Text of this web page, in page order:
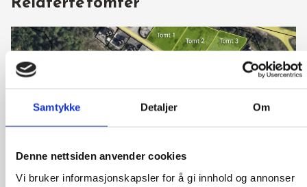
Samtykke Detaljer Om
Denne nettsiden anvender cookies
Vi bruker informasjonskapsler for å gi innhold og annonser